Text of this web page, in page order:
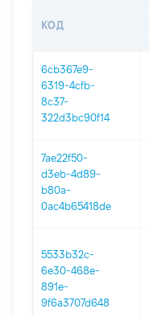
КОД
6cb367e9-
6319-4cfb-
8c37-
322d3bc90f14
7ae22f50-
d3eb-4d89-
b80a-
0ac4b65418de
5533b32c-
6e30-468e-
891e-
9f6a3707d648